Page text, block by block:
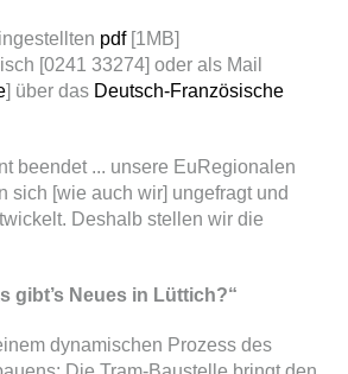
pdf[1MB]
[0241 33274] oder als Mail
] über das Deutsch-Französische
beendet ... unsere EuRegionalen
sich [wie auch wir] ungefragt und
Deshalb stellen wir die
gibt’s Neues in Lüttich?“
dynamischen Prozess des